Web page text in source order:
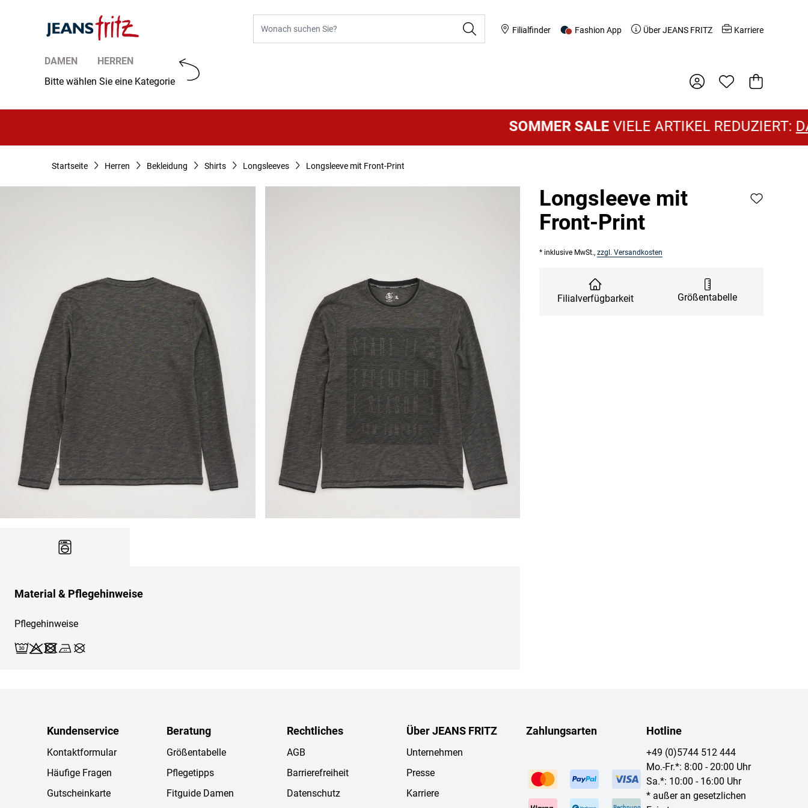
Filialfinder Fashion App Über JEANS FRITZ Karriere
DAMEN
HERREN
Bitte wählen Sie eine Kategorie
Warenkorb
SOMMER SALEVIELE ARTIKEL REDUZIERT:
Startseite Herren Bekleidung Shirts Longsleeves Longsleeve mit Front-Print
Material & Pflegehinweise
Pflegehinweise
Longsleeve mit
Front-Print
* inklusive MwSt., zzgl. Versandkosten
Filialverfügbarkeit Größentabelle
Kundenservice
Kontaktformular
Häufige Fragen
Gutscheinkarte
Beratung
Größentabelle
Pflegetipps
Fitguide Damen
Rechtliches
AGB
Barrierefreiheit
Datenschutz
Über JEANS FRITZ
Unternehmen
Presse
Karriere
Zahlungsarten Hotline
+49 (0)5744 512 444
Mo.-Fr.*: 8:00 - 20:00 Uhr
Sa.*: 10:00 - 16:00 Uhr
* außer an gesetzlichen